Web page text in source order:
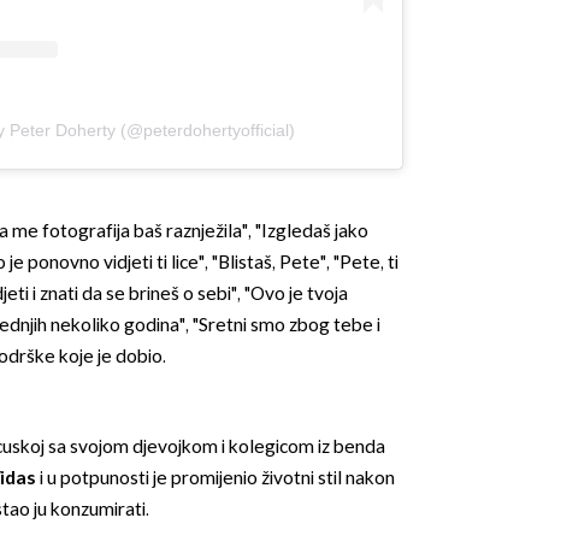
Peter Doherty (@peterdohertyofficial)
me fotografija baš raznježila", "Izgledaš jako
je ponovno vidjeti ti lice", "Blistaš, Pete", "Pete, ti
i znati da se brineš o sebi", "Ovo je tvoja
nekoliko godina", "Sretni smo zbog tebe i
koje je dobio.
sa svojom djevojkom i kolegicom iz benda
i u potpunosti je promijenio životni stil nakon
ju konzumirati.